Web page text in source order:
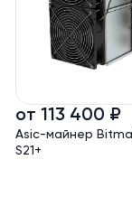
Bitmain —
для майнинга
устройств и
от 113 400 ₽
Asic-майнер
S21+